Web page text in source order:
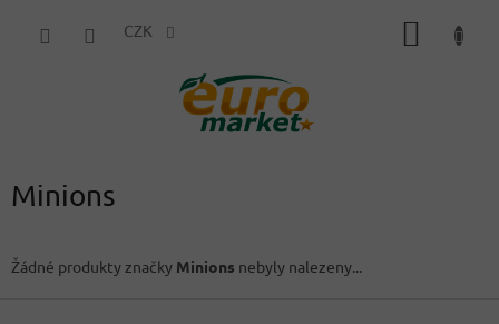
CZK
Minions
Žádné produkty značky Minions nebyly nalezeny...